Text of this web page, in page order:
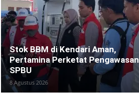
Stok BBM di Kendari Aman,
Pertamina Perketat Pengawasan
SPBU
8 Agustus 2026